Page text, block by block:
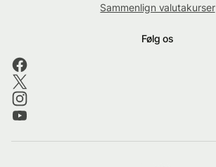
Sammenlign valutakurser
Følg os